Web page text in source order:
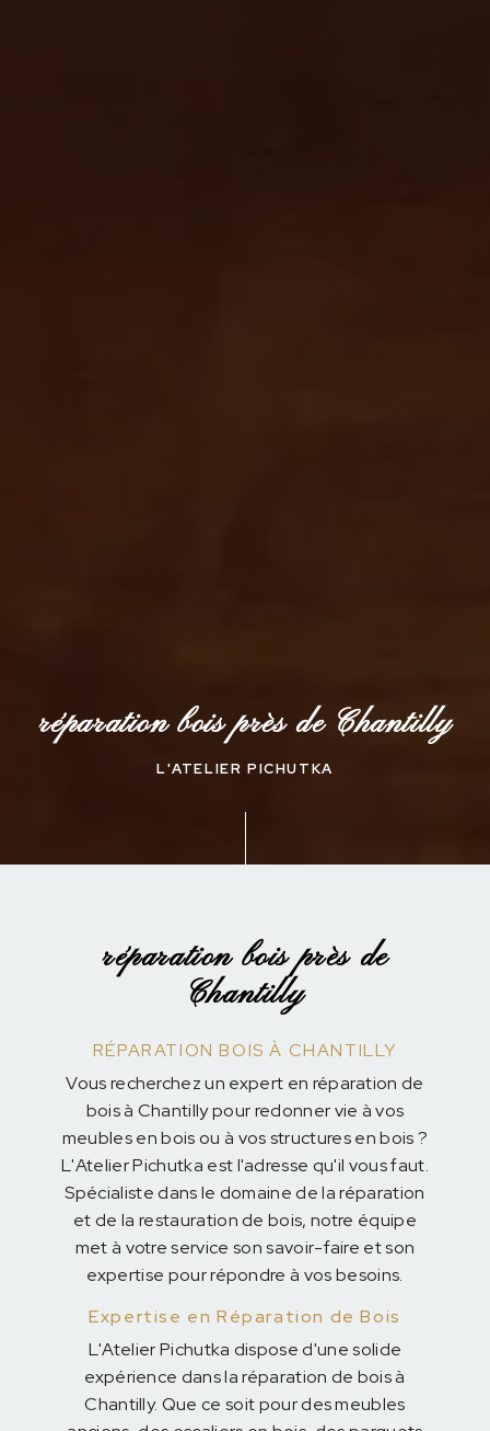
réparation bois près de Chantilly
L'ATELIER PICHUTKA
réparation bois près de
Chantilly
RÉPARATION BOIS À CHANTILLY
Vous recherchez un expert en réparation de
bois à Chantilly pour redonner vie à vos
meubles en bois ou à vos structures en bois ?
L'Atelier Pichutka est l'adresse qu'il vous faut.
Spécialiste dans le domaine de la réparation
et de la restauration de bois, notre équipe
met à votre service son savoir-faire et son
expertise pour répondre à vos besoins.
Expertise en Réparation de Bois
L'Atelier Pichutka dispose d'une solide
expérience dans la réparation de bois à
Chantilly. Que ce soit pour des meubles